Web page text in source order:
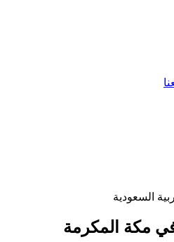
السعودية
مكة المكرمة